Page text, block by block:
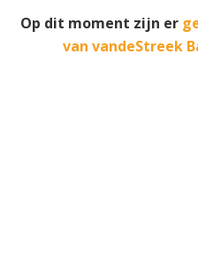
Op dit moment zijn er
van vandeStreek